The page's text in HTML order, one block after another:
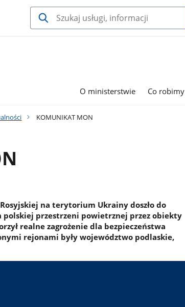
O ministerstwie Co robimy
KOMUNIKAT MON
na terytorium Ukrainy doszło do
polskiej przestrzeni powietrznej przez obiekty
realne zagrożenie dla bezpieczeństwa
rejonami były województwo podlaskie,